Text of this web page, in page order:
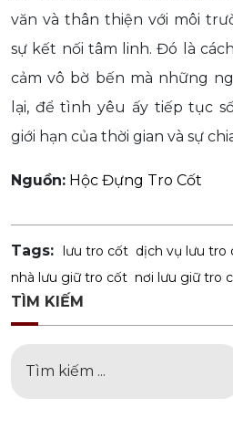
văn và thân thiện với môi
sự kết nối tâm linh. Đó là
cảm vô bờ bến mà những
lại, để tình yêu ấy tiếp tục
giới hạn của thời gian và sự
Nguồn: Hộc Đựng Tro Cốt
Tags: lưu tro cốt dịch vụ lưu tro
nhà lưu giữ tro cốt nơi lưu giữ tro
TÌM KIẾM